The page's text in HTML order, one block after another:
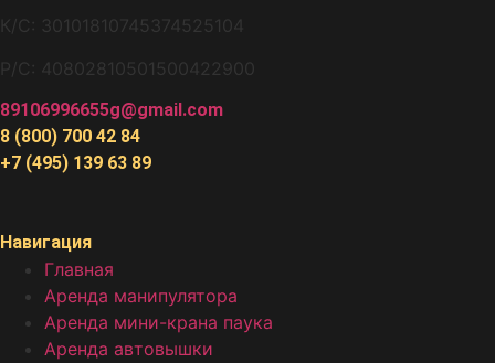
К/С: 30101810745374525104
Р/С: 40802810501500422900
89106996655g@gmail.com
8 (800) 700 42 84
+7 (495) 139 63 89
Навигация
Главная
Аренда манипулятора
Аренда мини-крана паука
Аренда автовышки